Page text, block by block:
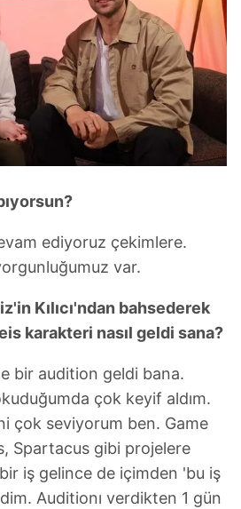
ediyoruz çekimlere.
var.
Kılıcı'ndan bahsederek
karakteri nasıl geldi sana?
bir audition geldi bana.
çok keyif aldım.
çok seviyorum ben. Game
Spartacus gibi projelere
iş gelince de içimden 'bu iş
Auditionı verdikten 1 gün